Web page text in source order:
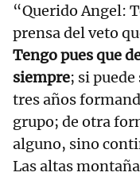
“Querido Angel:
prensa del veto
Tengo pues que
siempre; si
tres años
grupo; de otra
alguno, sino
Las altas